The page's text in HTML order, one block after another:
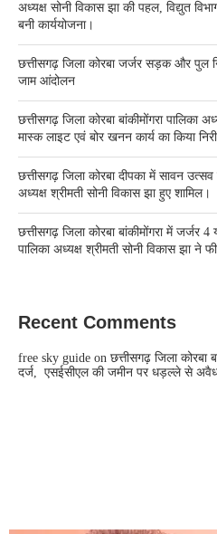
अध्यक्ष सोनी विकास झा की पहल, विद्युत
बनी कार्ययोजना।
छत्तीसगढ़ जिला कोरबा जर्जर सड़क और पुल
जाम आंदोलन
छत्तीसगढ़ जिला कोरबा बांकीमोंगरा पालिका
मास्क लाइट एवं बोर खनन कार्य का किया
छत्तीसगढ़ जिला कोरबा दीपका में सावन उत्सव
अध्यक्ष श्रीमती सोनी विकास झा हुए शामिल।
छत्तीसगढ़ जिला कोरबा बांकीमोंगरा में जर्जर 4
पालिका अध्यक्ष श्रीमती सोनी विकास झा ने
Recent Comments
free sky guide on छत्तीसगढ़ जिला कोरबा
दर्ज, एसईसीएल की जमीन पर धड़ल्ले से अवैध